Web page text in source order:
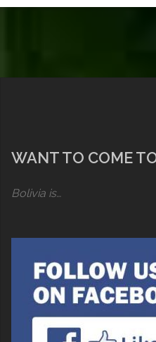
WANT TO COME
Bolivia is…